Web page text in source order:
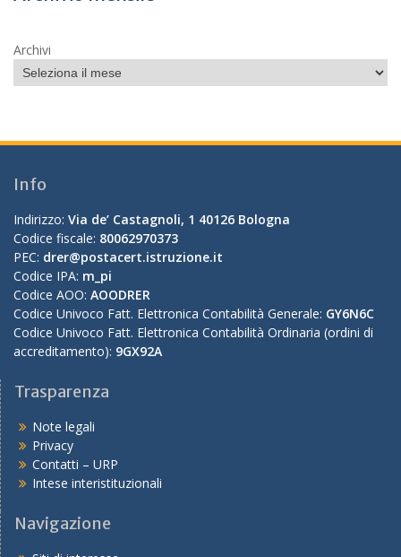
Archivi
Info
Indirizzo: Via de’ Castagnoli, 1 40126 Bologna
Codice fiscale: 80062970373
PEC: drer@postacert.istruzione.it
Codice IPA: m_pi
Codice AOO: AOODRER
Codice Univoco Fatt. Elettronica Contabilità Generale: GY6N6C
Codice Univoco Fatt. Elettronica Contabilità Ordinaria (ordini di
accreditamento): 9GX92A
Trasparenza
Note legali
Privacy
Contatti – URP
Intese interistituzionali
Navigazione